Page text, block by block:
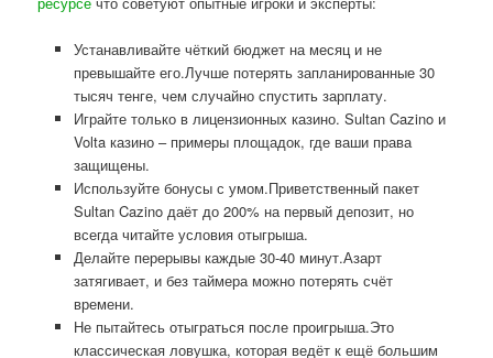
Устанавливайте чёткий бюджет на месяц и не
превышайте его.Лучше потерять запланированные 30
тысяч тенге, чем случайно спустить зарплату.
Играйте только в лицензионных казино. Sultan Cazino и
Volta казино – примеры площадок, где ваши права
защищены.
Используйте бонусы с умом.Приветственный пакет
Sultan Cazino даёт до 200% на первый депозит, но
всегда читайте условия отыгрыша.
Делайте перерывы каждые 30-40 минут.Азарт
затягивает, и без таймера можно потерять счёт
времени.
Не пытайтесь отыграться после проигрыша.Это
классическая ловушка, которая ведёт к ещё большим